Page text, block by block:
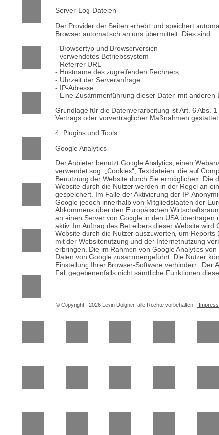
Server-Log-Dateien
Der Provider der Seiten erhebt und speichert
Browser automatisch an uns übermittelt. Dies sind:
- Browsertyp und Browserversion
- verwendetes Betriebssystem
- Referrer URL
- Hostname des zugreifenden Rechners
- Uhrzeit der Serveranfrage
- IP-Adresse
- Eine Zusammenführung dieser Daten mit
Grundlage für die Datenverarbeitung ist Art. 6 Abs.
Vertrags oder vorvertraglicher Maßnahmen
4. Plugins und Tools
Google Analytics
Der Anbieter benutzt Google Analytics, einen
verwendet sog. „Cookies“, Textdateien, die auf
Benutzung der Website durch Sie ermöglichen.
Website durch die Nutzer werden in der Regel an
gespeichert. Im Falle der Aktivierung der IP-
Google jedoch innerhalb von Mitgliedstaaten der
Abkommens über den Europäischen
an einen Server von Google in den USA
aktiv. Im Auftrag des Betreibers dieser Website
Website durch die Nutzer auszuwerten, um
mit der Websitenutzung und der Internetnutzung
erbringen. Die im Rahmen von Google Analytics
Daten von Google zusammengeführt. Die Nutzer
Einstellung Ihrer Browser-Software verhindern; Der
Fall gegebenenfalls nicht sämtliche Funktionen
© Copyright - 2026 Levin Dolgner, alle Rechte vorbehalten |